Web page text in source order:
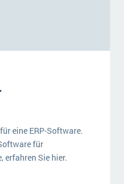
eine ERP-Software.
für
erfahren Sie hier.